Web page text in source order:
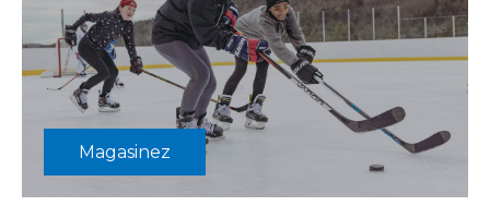
Magasinez